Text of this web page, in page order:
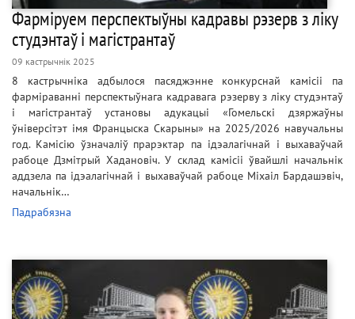
Фарміруем перспектыўны кадравы рэзерв з ліку
студэнтаў і магістрантаў
09 кастрычнік 2025
8 кастрычніка адбылося пасяджэнне конкурснай камісіі па
фарміраванні перспектыўнага кадравага рэзерву з ліку студэнтаў
і магістрантаў установы адукацыі «Гомельскі дзяржаўны
ўніверсітэт імя Францыска Скарыны» на 2025/2026 навучальны
год. Камісію ўзначаліў прарэктар па ідэалагічнай і выхаваўчай
рабоце Дзмітрый Хадановіч. У склад камісіі ўвайшлі начальнік
аддзела па ідэалагічнай і выхаваўчай рабоце Міхаіл Бардашэвіч,
начальнік…
Падрабязна